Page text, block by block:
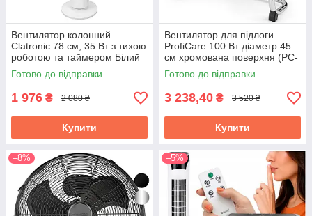
Вентилятор колонний
Clatronic 78 см, 35 ​​Вт з тихою
роботою та таймером Білий
(TVL 3770)
Готово до відправки
1 976 ₴ 2 080 ₴
Купити
Вентилятор для підлоги
ProfiCare 100 Вт діаметр 45
см хромована поверхня (PC-
VL 3066 WM)
Готово до відправки
3 238,40 ₴ 3 520 ₴
Купити
–8% –5%